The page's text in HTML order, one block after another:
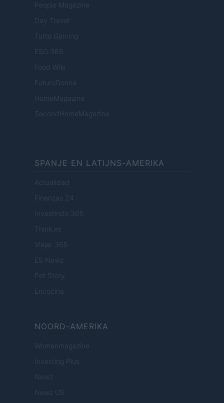
People Magazine
Day Travel
Tutto Gaming
ESG 365
Food Wiki
FuturoDonna
HomeMagazine
SecondHomeMagazine
SPANJE EN LATIJNS-AMERIKA
Actualidad
Finanzas 24
Investindo 365
Think.es
Viajar 365
ES Newz
Pet Story
Encocina
NOORD-AMERIKA
Womanmagazine
Investing Plus
Newz
Newz US